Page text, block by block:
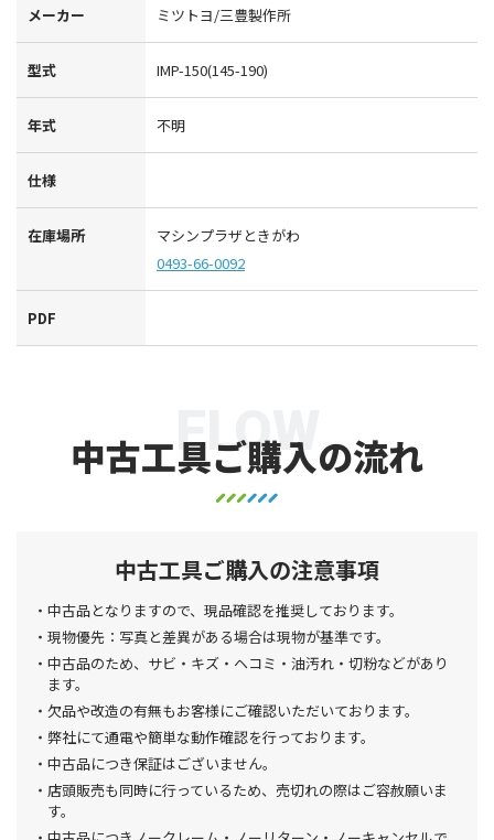
メーカー ミツトヨ/三豊製作所
型式 IMP-150(145-190)
年式 不明
仕様
在庫場所
マシンプラザときがわ
0493-66-0092
PDF
中古工具ご購入の流れ
FLOW
中古工具ご購入の注意事項
中古品となりますので、現品確認を推奨しております。
現物優先：写真と差異がある場合は現物が基準です。
中古品のため、サビ・キズ・ヘコミ・油汚れ・切粉などがあり
ます。
欠品や改造の有無もお客様にご確認いただいております。
弊社にて通電や簡単な動作確認を行っております。
中古品につき保証はございません。
店頭販売も同時に行っているため、売切れの際はご容赦願いま
す。